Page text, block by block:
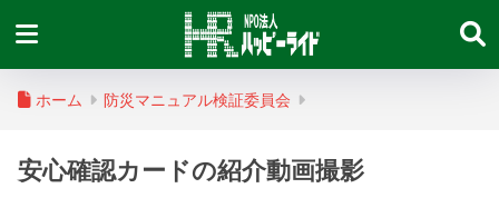
ホーム 防災マニュアル検証委員会
安心確認カードの紹介動画撮影